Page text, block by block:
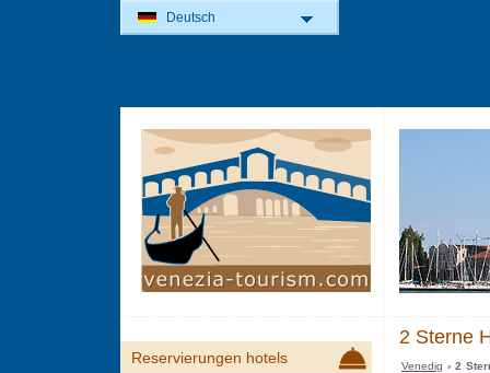
2 Sterne
Venedig › 2
Reservierungen hotels
Deutsch